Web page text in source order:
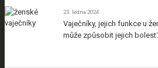
23. ledna 2024
Vaječníky, jejich funkce u
může způsobit jejich